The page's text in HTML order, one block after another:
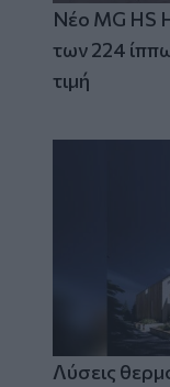
Νέο MG HS
των 224
τιμή
Λύσεις